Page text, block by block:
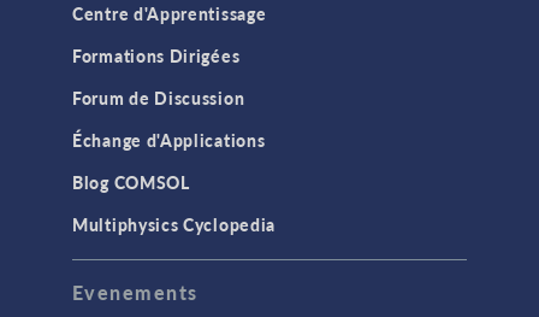
Centre d'Apprentissage
Formations Dirigées
Forum de Discussion
Échange d'Applications
Blog COMSOL
Multiphysics Cyclopedia
Evenements